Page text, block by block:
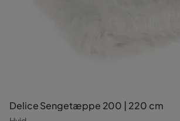
Delice Sengetæppe 200 | 220 cm